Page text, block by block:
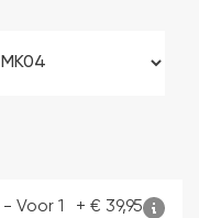
Voor 1
+ € 39,95